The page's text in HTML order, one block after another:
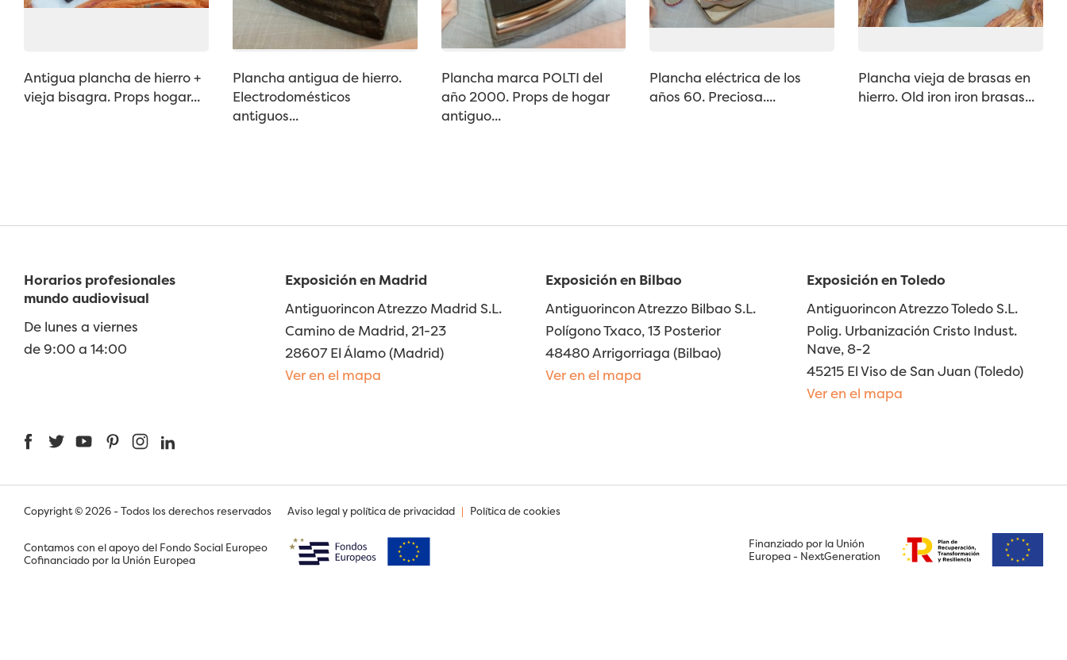
Antigua plancha de hierro +
vieja bisagra. Props hogar...
Plancha antigua de hierro.
Electrodomésticos
antiguos...
Plancha marca POLTI del
año 2000. Props de hogar
antiguo...
Plancha eléctrica de los
años 60. Preciosa....
Plancha vieja de brasas en
hierro. Old iron iron brasas...
Horarios profesionales
mundo audiovisual
De lunes a viernes
de 9:00 a 14:00
Exposición en Madrid
Antiguorincon Atrezzo Madrid S.L.
Camino de Madrid, 21-23
28607 El Álamo (Madrid)
Ver en el mapa
Exposición en Bilbao
Antiguorincon Atrezzo Bilbao S.L.
Polígono Txaco, 13 Posterior
48480 Arrigorriaga (Bilbao)
Ver en el mapa
Exposición en Toledo
Antiguorincon Atrezzo Toledo S.L.
Polig. Urbanización Cristo Indust.
Nave, 8-2
45215 El Viso de San Juan (Toledo)
Ver en el mapa
FacebookTwitterYouTubePinterestInstagram
Copyright © 2026 - Todos los derechos reservados Aviso legal y política de privacidad | Política de cookies
Contamos con el apoyo del Fondo Social Europeo
Cofinanciado por la Unión Europea
Finanziado por la Unión
Europea - NextGeneration